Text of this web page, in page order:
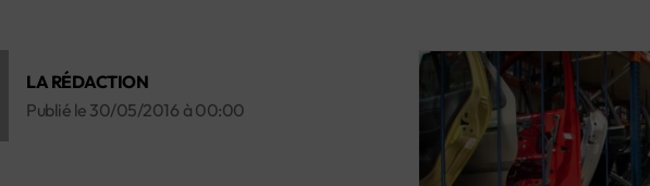
LA RÉDACTION
Publié le 30/05/2016 à 00:00